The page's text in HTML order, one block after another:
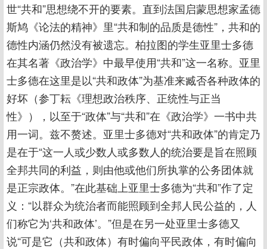
世“共和”思想绕不开的要素。直到法国启蒙思想家孟德
斯鸠《论法的精神》里“共和制的品质是德性”，共和的
德性内涵仍然没有被遗忘。柏拉图的学生亚里士多德
在其名著《政治学》中最早使用“共和”这一名称。亚里
士多德在这里是以“共和政体”为基准来臧否各种政体的
好坏（参丁耘《理想政治秩序、正统性与正当
性》），以至于“政体”与“共和”在《政治学》一书中共
用一词。兹不赘述。亚里士多德对“共和政体”的肯定乃
是在于“这一人或少数人或多数人的统治要是旨在照顾
全邦共同的利益，则由他或他们所执掌的公务团体就
是正宗政体。”在此基础上亚里士多德为“共和”作了定
义：“以群众为统治者而能照顾到全邦人民公益的，人
们称它为‘共和政体’。”但是在另一处亚里士多德又
说“可是它（共和政体）有时偏向平民政体，有时偏向